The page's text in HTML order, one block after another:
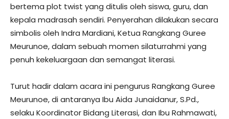
bertema plot twist yang ditulis oleh siswa, guru, dan
kepala madrasah sendiri. Penyerahan dilakukan secara
simbolis oleh Indra Mardiani, Ketua Rangkang Guree
Meurunoe, dalam sebuah momen silaturrahmi yang
penuh kekeluargaan dan semangat literasi.
Turut hadir dalam acara ini pengurus Rangkang Guree
Meurunoe, di antaranya Ibu Aida Junaidanur, S.Pd.,
selaku Koordinator Bidang Literasi, dan Ibu Rahmawati,